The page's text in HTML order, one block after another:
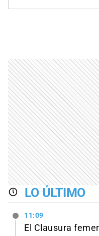
LO ÚLTIMO
11:09
El Clausura